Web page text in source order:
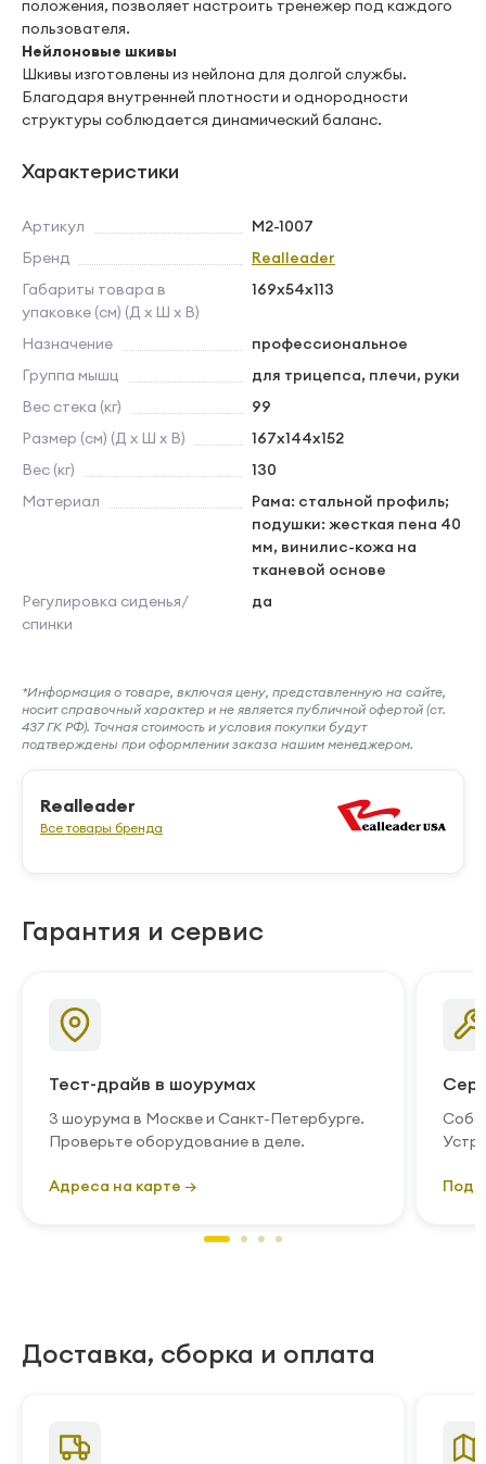
положения, позволяет настроить тренежер под каждого
пользователя.
Нейлоновые шкивы
Шкивы изготовлены из нейлона для долгой службы.
Благодаря внутренней плотности и однородности
структуры соблюдается динамический баланс.
Характеристики
Артикул
M2-1007
Бренд
Realleader
Габариты товара в
упаковке (см) (Д х Ш х В)
169х54х113
Назначение
профессиональное
Группа мышц
для трицепса, плечи, руки
Вес стека (кг)
99
Размер (см) (Д х Ш х В)
167х144х152
Вес (кг)
130
Материал
Рама: стальной профиль;
подушки: жесткая пена 40
мм, винилис-кожа на
тканевой основе
Регулировка сиденья/
спинки
да
*Информация о товаре, включая цену, представленную на сайте,
носит справочный характер и не является публичной офертой (ст.
437 ГК РФ). Точная стоимость и условия покупки будут
подтверждены при оформлении заказа нашим менеджером.
Realleader
Все товары бренда
Гарантия и сервис
Тест-драйв в шоурумах
3 шоурума в Москве и Санкт-Петербурге.
Проверьте оборудование в деле.
Адреса на карте →
Доставка, сборка и оплата